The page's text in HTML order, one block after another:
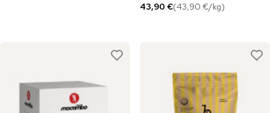
43,90 €(43,90 €/kg)